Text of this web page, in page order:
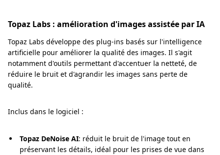
Topaz Labs : amélioration d'images assistée par IA
Topaz Labs développe des plug-ins basés sur l'intelligence
artificielle pour améliorer la qualité des images. Il s'agit
notamment d'outils permettant d'accentuer la netteté, de
réduire le bruit et d'agrandir les images sans perte de
qualité.
Inclus dans le logiciel :
Topaz DeNoise AI: réduit le bruit de l'image tout en
préservant les détails, idéal pour les prises de vue dans